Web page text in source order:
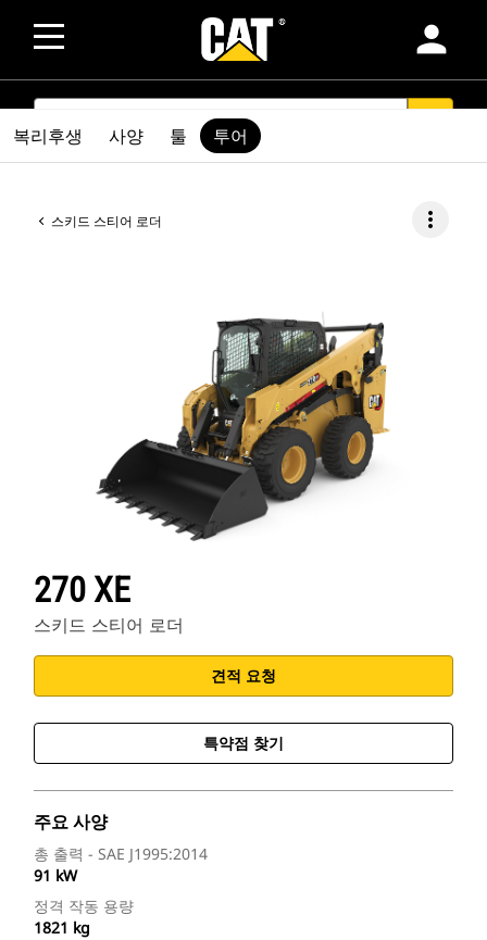
person
SEARCH
스키드 스티어 로더 more_vert
270 XE
스키드 스티어 로더
견적 요청
특약점 찾기
주요 사양
총 출력 - SAE J1995:2014
91 kW
정격 작동 용량
1821 kg
복리후생 사양 툴 투어